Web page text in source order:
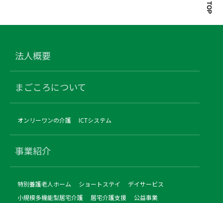
法人概要
まごころについて
オンリーワンの介護 ICTシステム
事業紹介
特別養護老人ホーム ショートステイ
デイサービス
小規模多機能型居宅介護
居宅介護支援
公益事業